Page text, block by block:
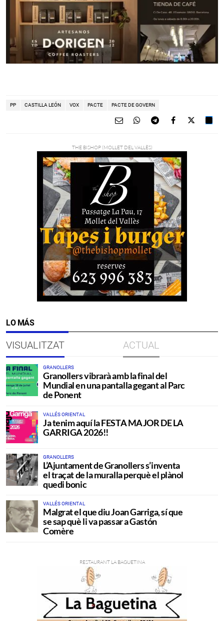
PP CASTILLA LEÓN VOX PACTE PACTE DE GOVERN
LO MÁS
VISUALITZAT ACTUAL
GRANOLLERS
Granollers vibrarà amb la final del
Mundial en una pantalla gegant al Parc
de Ponent
VALLÉS ORIENTAL
Ja tenim aquí la FESTA MAJOR DE LA
GARRIGA 2026!!
GRANOLLERS
L’Ajuntament de Granollers s’inventa
el traçat de la muralla perquè el plànol
quedi bonic
VALLÉS ORIENTAL
Malgrat el que diu Joan Garriga, sí que
se sap què li va passar a Gastón
Comère